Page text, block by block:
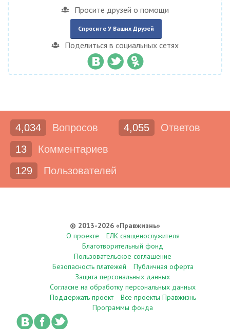
Просите друзей о помощи
Спросите У Ваших Друзей
Поделиться в социальных сетях
4,034 Вопросов 4,055
Ответов
13
Комментариев
129
Пользователей
© 2013-2026 «Правжизнь»
О проекте
ЕЛК священослужителя
Благотворительный фонд
Пользовательское соглашение
Безопасность платежей
Публичная оферта
Защита персональных данных
Согласие на обработку персональных данных
Поддержать проект
Все проекты Правжизнь
Программы фонда